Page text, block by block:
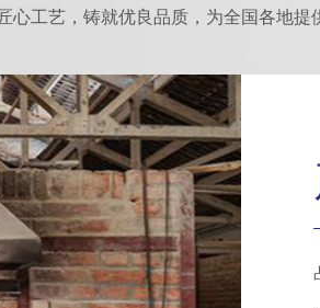
心工艺，铸就优良品质，为全国各地提